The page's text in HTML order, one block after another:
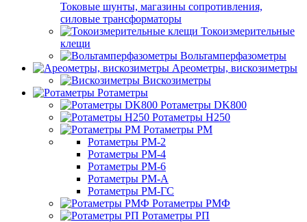
Токовые шунты, магазины сопротивления,
силовые трансформаторы
Токоизмерительные
клещи
Вольтамперфазометры
Ареометры, вискозиметры
Вискозиметры
Ротаметры
Ротаметры DK800
Ротаметры H250
Ротаметры РМ
Ротаметры РМ-2
Ротаметры РМ-4
Ротаметры РМ-6
Ротаметры РМ-А
Ротаметры РМ-ГС
Ротаметры РМФ
Ротаметры РП